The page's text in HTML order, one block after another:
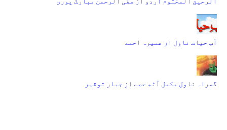
آب حیات ناول از عمیرہ احمد
گمراہ ناول مکمل آٹھ حصے از جبار توقیر